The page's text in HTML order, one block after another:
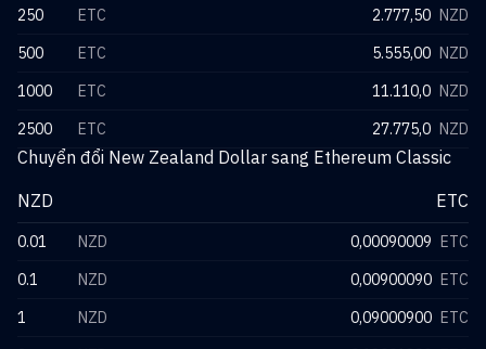
250
ETC 2.777,50 NZD
500
ETC 5.555,00 NZD
1000
ETC 11.110,0 NZD
2500
ETC 27.775,0 NZD
Chuyển đổi New Zealand Dollar sang Ethereum Classic
NZD
ETC
0.01 NZD 0,00090009 ETC
0.1
NZD 0,00900090 ETC
1
NZD 0,09000900 ETC